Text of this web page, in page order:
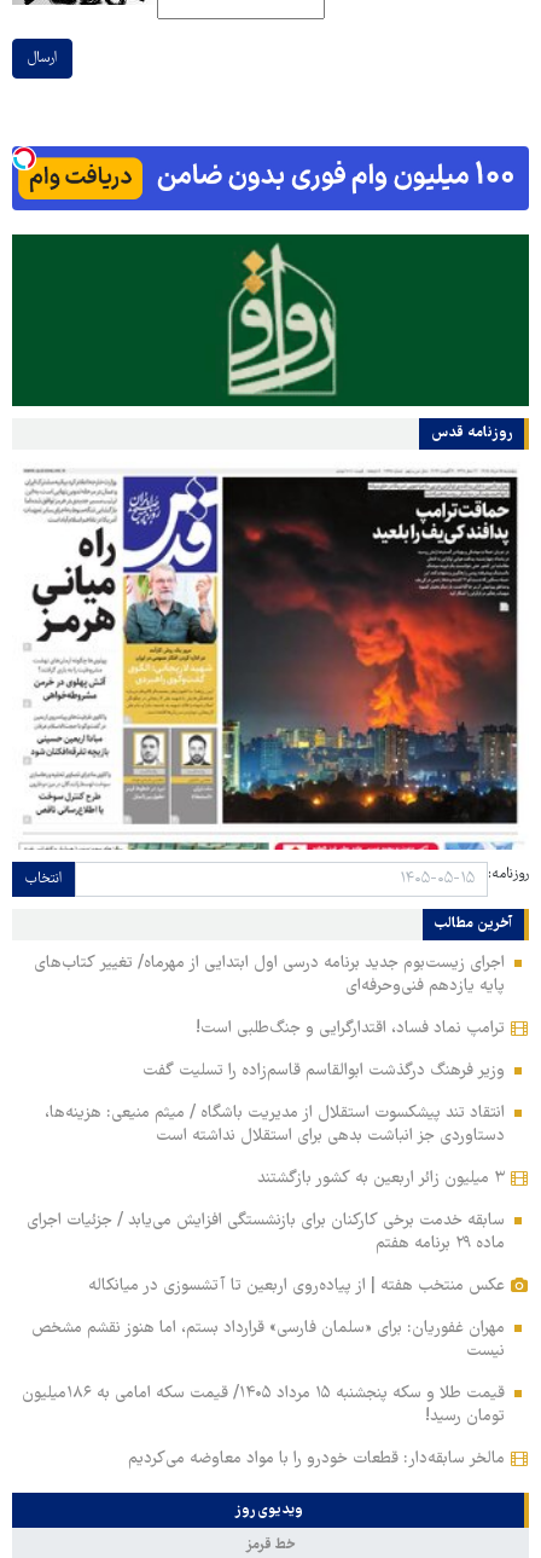
ارسال
روزنامه قدس
روزنامه: انتخاب
آخرین مطالب
اجرای زیست‌بوم جدید برنامه درسی اول ابتدایی از مهرماه/ تغییر کتاب‌های
پایه یازدهم فنی‌وحرفه‌ای
ترامپ نماد فساد، اقتدارگرایی و جنگ‌طلبی است!
وزیر فرهنگ درگذشت ابوالقاسم قاسم‌زاده را تسلیت گفت
انتقاد تند پیشکسوت استقلال از مدیریت باشگاه / میثم منیعی: هزینه‌ها،
دستاوردی جز انباشت بدهی برای استقلال نداشته است
۳ میلیون زائر اربعین به کشور بازگشتند
سابقه خدمت برخی کارکنان برای بازنشستگی افزایش می‌یابد / جزئیات اجرای
ماده ۲۹ برنامه هفتم
عکس منتخب هفته | از پیاده‌روی اربعین تا آتشسوزی در میانکاله
مهران غفوریان: برای «سلمان فارسی» قرارداد بستم، اما هنوز نقشم مشخص
نیست
قیمت طلا و سکه پنجشنبه ۱۵ مرداد ۱۴۰۵/ قیمت سکه امامی به ۱۸۶میلیون
تومان رسید!
مالخر سابقه‌دار: قطعات خودرو را با مواد معاوضه می‌کردیم
ویدیوی روز
خط قرمز